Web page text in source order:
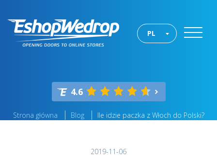
PL
4.6
Strona główna Blog Ile idzie paczka z Włoch do Polski?
2019-11-06